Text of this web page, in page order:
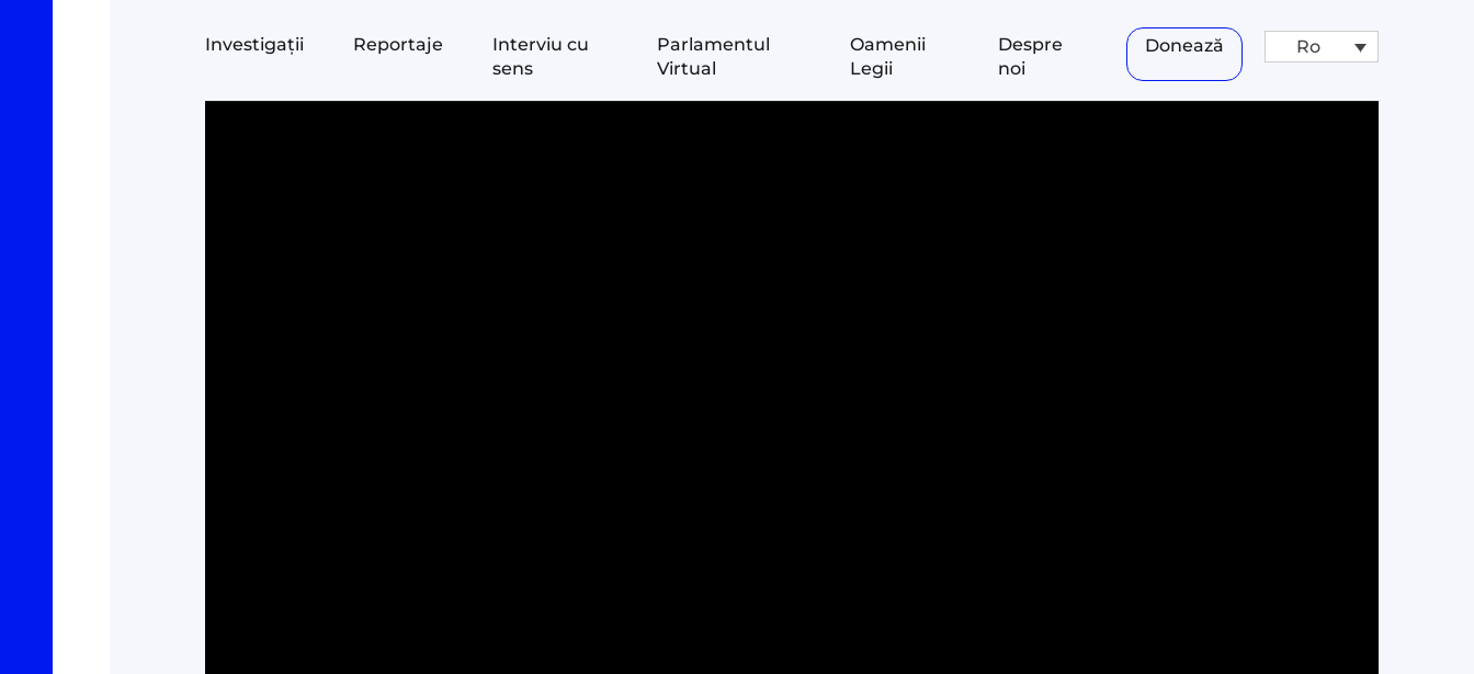
Investigații Reportaje
Interviu cu
sens
Parlamentul
Virtual
Oamenii
Legii
Despre
noi
Donează Ro